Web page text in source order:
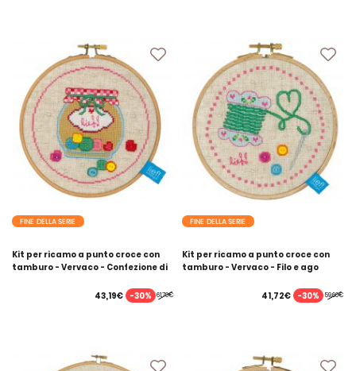
FINE DELLA SERIE
Kit per ricamo a punto croce con
tamburo - Vervaco - Confezione di
61,70€
43,19€ -30%
FINE DELLA SERIE
Kit per ricamo a punto croce con
tamburo - Vervaco - Filo e ago
59,60€
41,72€ -30%